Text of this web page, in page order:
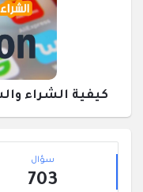
كيفية الشراء
القائمة
الجانبية
إحصائيات
سؤال
703